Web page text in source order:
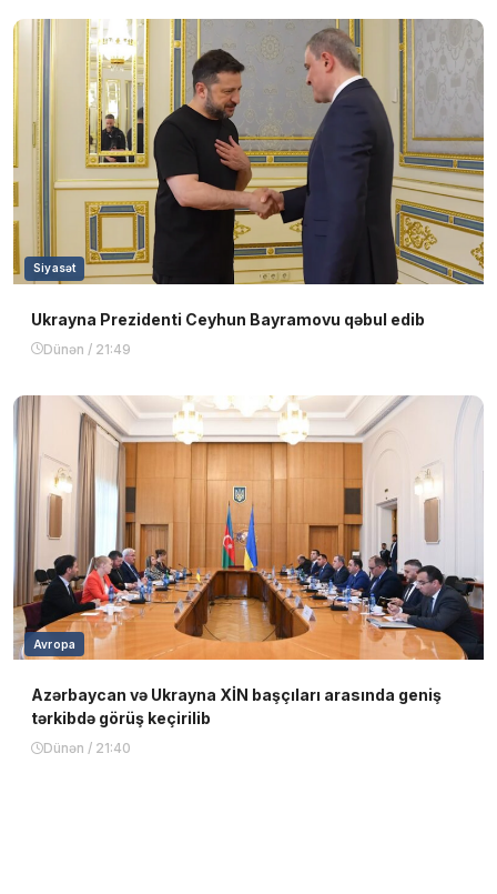
Siyasət
Ukrayna Prezidenti Ceyhun Bayramovu qəbul edib
Dünən / 21:49
Avropa
Azərbaycan və Ukrayna XİN başçıları arasında geniş
tərkibdə görüş keçirilib
Dünən / 21:40